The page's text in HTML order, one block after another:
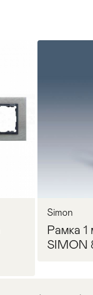
Simon
Рамка 1
SIMON